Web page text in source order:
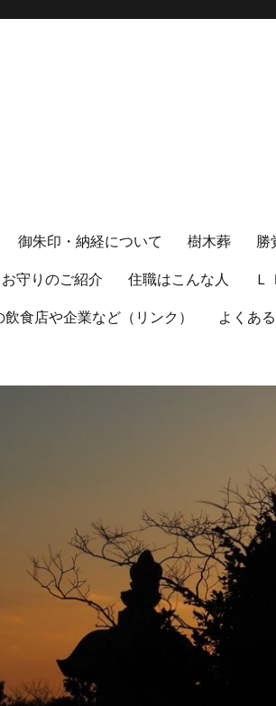
御朱印・納経について 樹木葬 勝
お守りのご紹介 住職はこんな人 Ｌ
食店や企業など（リンク）
よくあ